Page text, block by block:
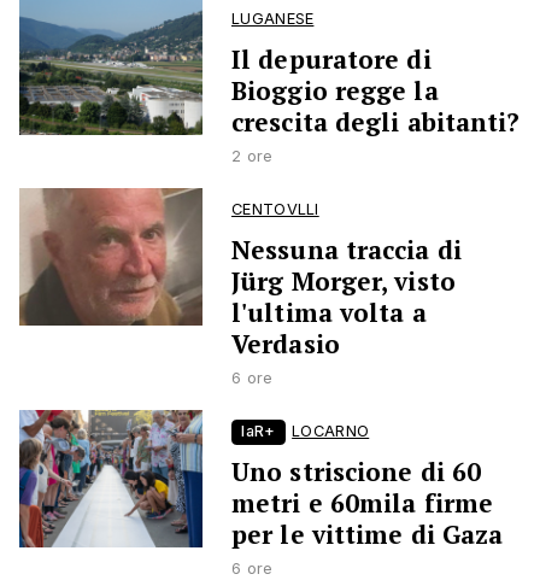
LUGANESE
Il depuratore di
Bioggio regge la
crescita degli abitanti?
2 ore
CENTOVLLI
Nessuna traccia di
Jürg Morger, visto
l'ultima volta a
Verdasio
6 ore
laR+ LOCARNO
Uno striscione di 60
metri e 60mila firme
per le vittime di Gaza
6 ore